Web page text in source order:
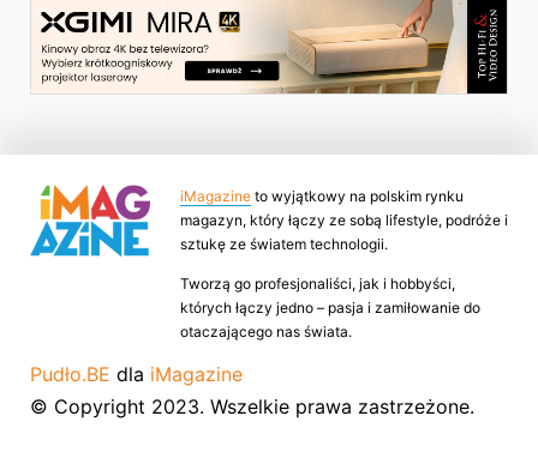
iMagazine to wyjątkowy na polskim rynku
magazyn, który łączy ze sobą lifestyle, podróże i
sztukę ze światem technologii.
Tworzą go profesjonaliści, jak i hobbyści,
których łączy jedno – pasja i zamiłowanie do
otaczającego nas świata.
Pudło.BE dla iMagazine
© Copyright 2023. Wszelkie prawa zastrzeżone.